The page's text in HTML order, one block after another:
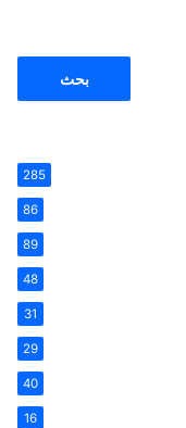
285
86
89
48
31
29
40
16